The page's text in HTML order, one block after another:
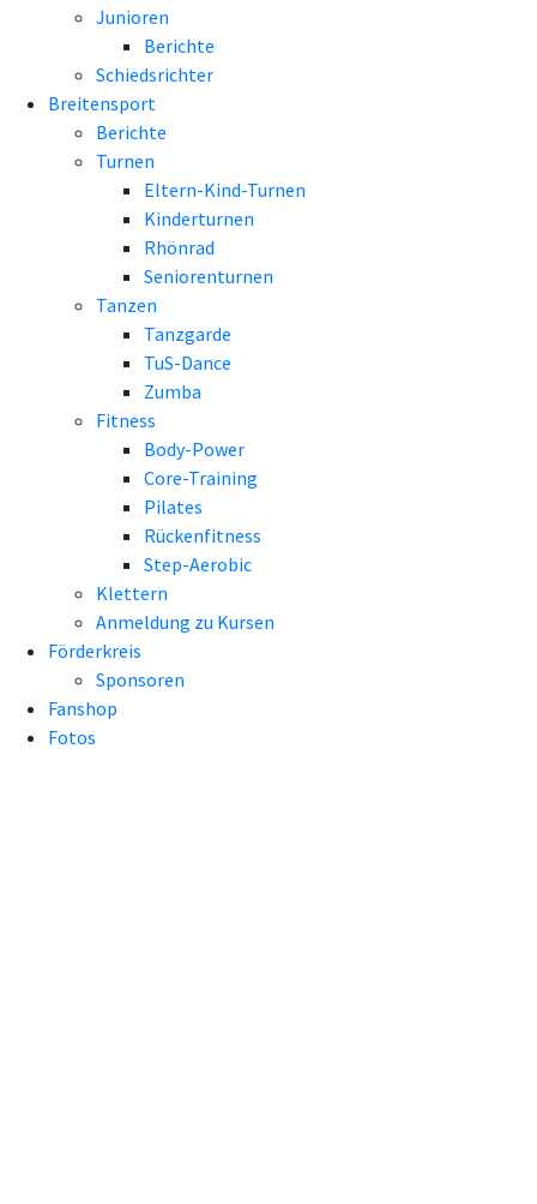
Junioren
Berichte
Schiedsrichter
Breitensport
Berichte
Turnen
Eltern-Kind-Turnen
Kinderturnen
Rhönrad
Seniorenturnen
Tanzen
Tanzgarde
TuS-Dance
Zumba
Fitness
Body-Power
Core-Training
Pilates
Rückenfitness
Step-Aerobic
Klettern
Anmeldung zu Kursen
Förderkreis
Sponsoren
Fanshop
Fotos